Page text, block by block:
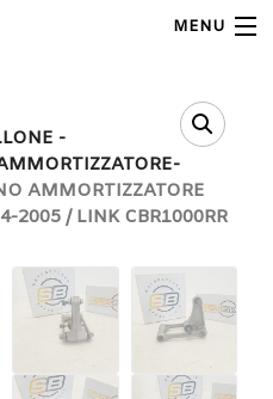
MENU
-
AMMORTIZZATORE
2005 / LINK CBR1000RR